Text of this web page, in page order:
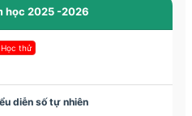
học 2025 -2026
Học thử
diễn số tự nhiên